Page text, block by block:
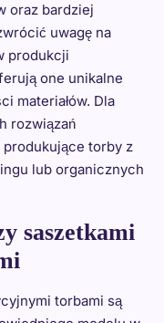
oraz bardziej
uwagę na
produkcji
one unikalne
materiałów. Dla
rozwiązań
torby z
lub organicznych
saszetkami
torbami są